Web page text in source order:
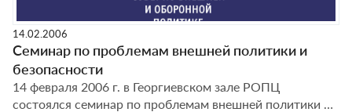
14.02.2006
Семинар по проблемам внешней политики и
безопасности
14 февраля 2006 г. в Георгиевском зале РОПЦ
состоялся семинар по проблемам внешней политики и